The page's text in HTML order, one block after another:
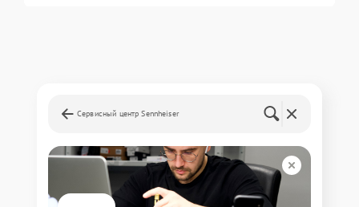
Сервисный центр Sennheiser